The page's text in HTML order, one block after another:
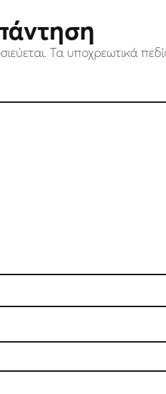
Τα υποχρεωτικά